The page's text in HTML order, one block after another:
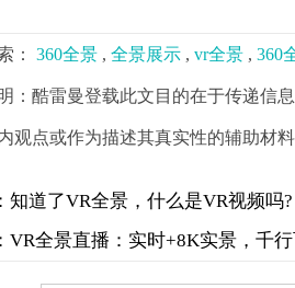
： 360全景 , 全景展示 , vr全景 , 360
：酷雷曼登载此文目的在于传递信
观点或作为描述其真实性的辅助材料
知道了VR全景，什么是VR视频吗?
VR全景直播：实时+8K实景，千